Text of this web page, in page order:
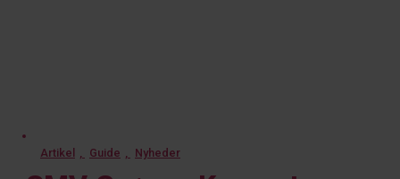
Artikel , Guide , Nyheder